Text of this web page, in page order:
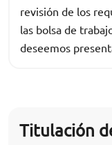
revisión de los
las bolsa de
deseemos
Titulación